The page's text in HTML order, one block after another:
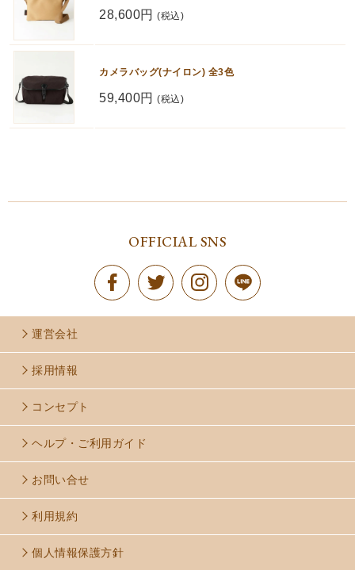
28,600円 (税込)
カメラバッグ(ナイロン) 全3色
59,400円 (税込)
OFFICIAL SNS
運営会社
採用情報
コンセプト
ヘルプ・ご利用ガイド
お問い合せ
利用規約
個人情報保護方針